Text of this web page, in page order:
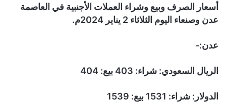
أسعار الصرف وبيع وشراء العملات الأجنبية في العاصمة
عدن وصنعاء اليوم الثلاثاء 2 يناير 2024م.
عدن:-
الريال السعودي: شراء: 403 بيع: 404
الدولار: شراء: 1531 بيع: 1539